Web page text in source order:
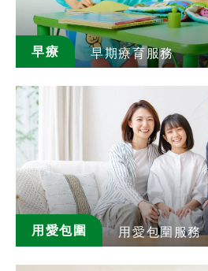
熱門關鍵字
用愛包圍 公益
早療 早期療育服務
用愛包圍 用愛包圍服務